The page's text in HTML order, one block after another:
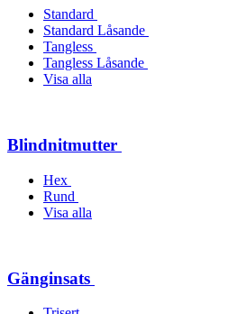
Standard
Standard Låsande
Tangless
Tangless Låsande
Visa alla
Blindnitmutter
Hex
Rund
Visa alla
Gänginsats